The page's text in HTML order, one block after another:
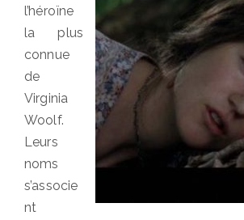
l’héroïne
la plus
connue
de
Virginia
Woolf.
Leurs
noms
s’associe
nt